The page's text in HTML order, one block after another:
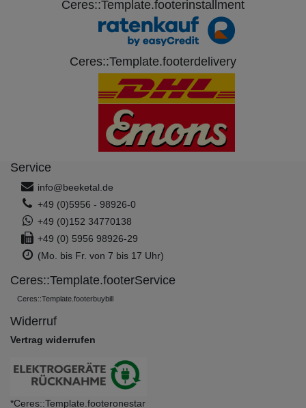
Ceres::Template.footerinstallment
Ceres::Template.footerdelivery
Service
info@beeketal.de
+49 (0)5956 - 98926-0
+49 (0)152 34770138
+49 (0) 5956 98926-29
(Mo. bis Fr. von 7 bis 17 Uhr)
Ceres::Template.footerService
Ceres::Template.footerbuybill
Widerruf
Vertrag widerrufen
*Ceres::Template.footeronestar